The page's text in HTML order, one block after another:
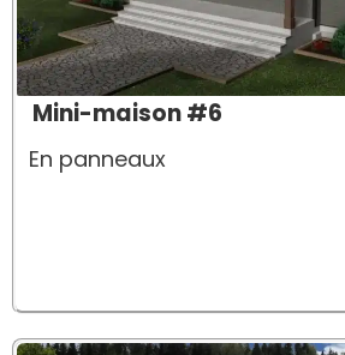
Mini-maison #6
En panneaux